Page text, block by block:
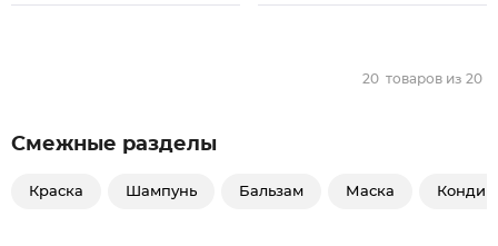
20 товаров из 20
Смежные разделы
Краска Шампунь Бальзам Маска